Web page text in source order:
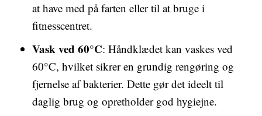
at have med på farten eller til at bruge i
fitnesscentret.
Vask ved 60°C: Håndklædet kan vaskes ved
60°C, hvilket sikrer en grundig rengøring og
fjernelse af bakterier. Dette gør det ideelt til
daglig brug og opretholder god hygiejne.